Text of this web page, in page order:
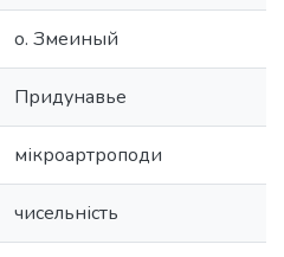
о. Змеиный
Придунавье
мікроартроподи
чисельність